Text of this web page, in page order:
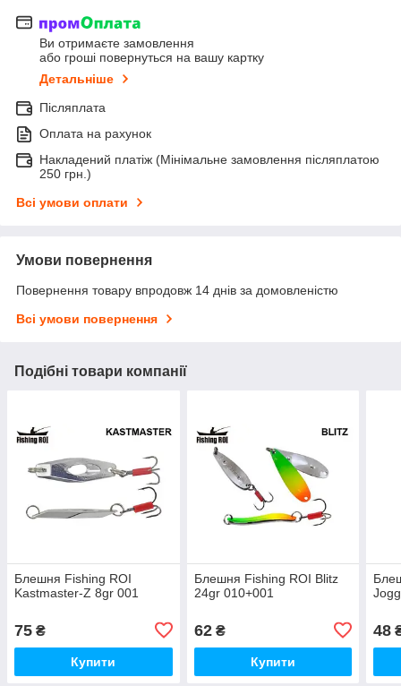
Ви отримаєте замовлення
або гроші повернуться на вашу картку
Детальніше
Післяплата
Оплата на рахунок
Накладений платіж (Мінімальне замовлення післяплатою
250 грн.)
Всі умови оплати
Умови повернення
Повернення товару впродовж 14 днів за домовленістю
Всі умови повернення
Подібні товари компанії
Блешня Fishing ROI
Kastmaster-Z 8gr 001
75 ₴
Купити
Блешня Fishing ROI Blitz
24gr 010+001
62₴
Купити
48